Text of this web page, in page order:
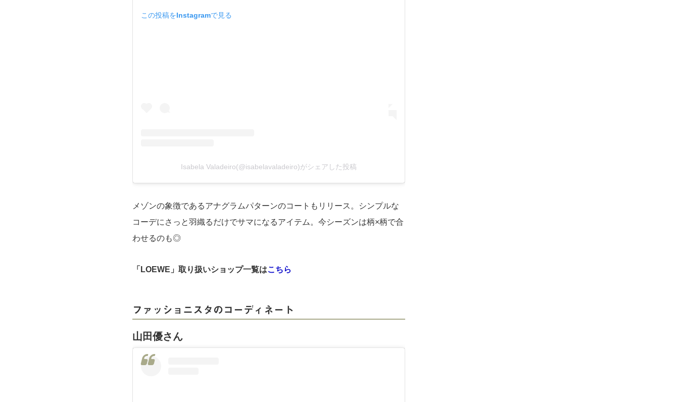
この投稿をInstagramで見る
Isabela Valadeiro(@isabelavaladeiro)がシェアした投稿
メゾンの象徴であるアナグラムパターンのコートもリリース。シンプルな
コーデにさっと羽織るだけでサマになるアイテム。今シーズンは柄×柄で合
わせるのも◎
「LOEWE」取り扱いショップ一覧はこちら
ファッショニスタのコーディネート
山田優さん